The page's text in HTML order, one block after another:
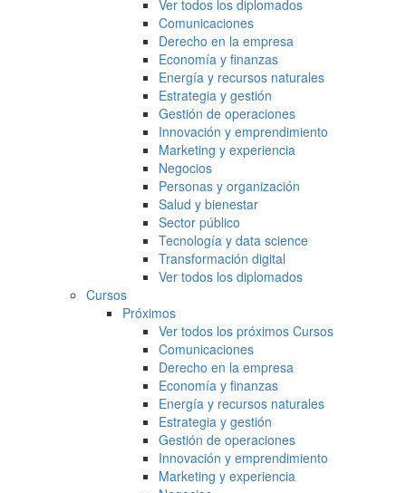
Ver todos los diplomados
Comunicaciones
Derecho en la empresa
Economía y finanzas
Energía y recursos naturales
Estrategia y gestión
Gestión de operaciones
Innovación y emprendimiento
Marketing y experiencia
Negocios
Personas y organización
Salud y bienestar
Sector público
Tecnología y data science
Transformación digital
Ver todos los diplomados
Cursos
Próximos
Ver todos los próximos Cursos
Comunicaciones
Derecho en la empresa
Economía y finanzas
Energía y recursos naturales
Estrategia y gestión
Gestión de operaciones
Innovación y emprendimiento
Marketing y experiencia